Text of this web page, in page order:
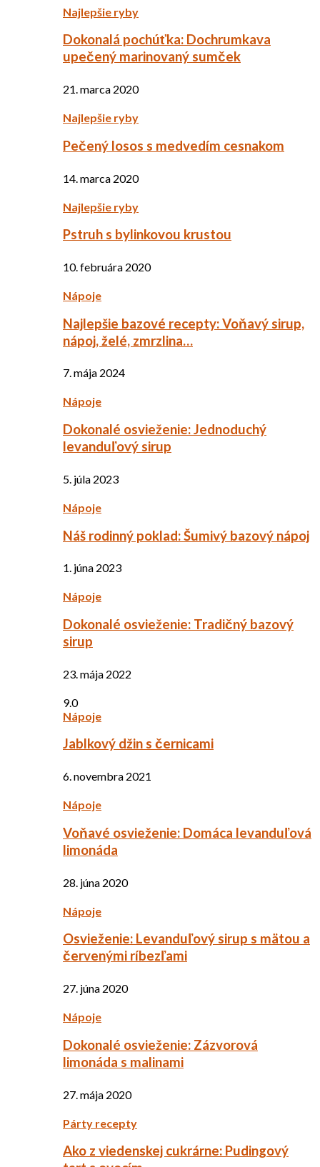
Najlepšie ryby
Dokonalá pochúťka: Dochrumkava
upečený marinovaný sumček
21. marca 2020
Najlepšie ryby
Pečený losos s medvedím cesnakom
14. marca 2020
Najlepšie ryby
Pstruh s bylinkovou krustou
10. februára 2020
Nápoje
Najlepšie bazové recepty: Voňavý sirup,
nápoj, želé, zmrzlina…
7. mája 2024
Nápoje
Dokonalé osvieženie: Jednoduchý
levanduľový sirup
5. júla 2023
Nápoje
Náš rodinný poklad: Šumivý bazový nápoj
1. júna 2023
Nápoje
Dokonalé osvieženie: Tradičný bazový
sirup
23. mája 2022
9.0
Nápoje
Jablkový džin s černicami
6. novembra 2021
Nápoje
Voňavé osvieženie: Domáca levanduľová
limonáda
28. júna 2020
Nápoje
Osvieženie: Levanduľový sirup s mätou a
červenými ríbezľami
27. júna 2020
Nápoje
Dokonalé osvieženie: Zázvorová
limonáda s malinami
27. mája 2020
Párty recepty
Ako z viedenskej cukrárne: Pudingový